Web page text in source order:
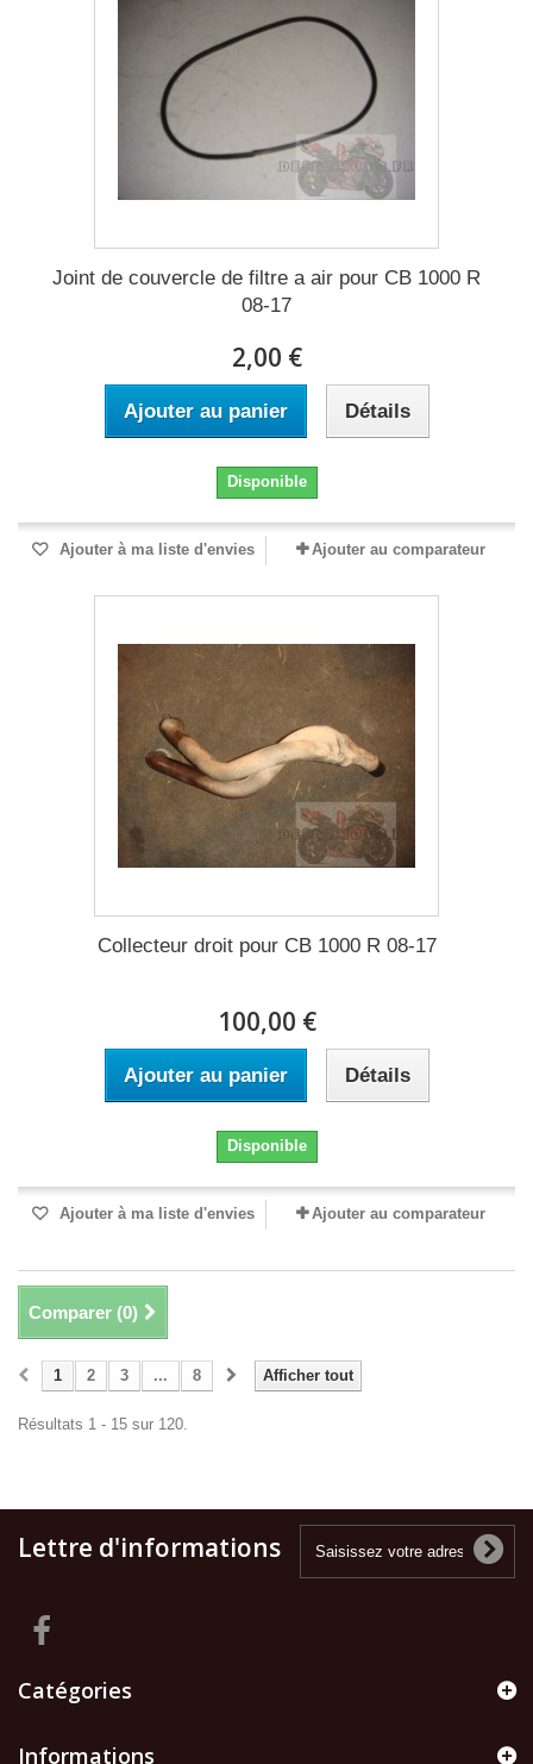
Joint de couvercle de filtre a air pour CB 1000 R
08-17
2,00 €
Ajouter au panier Détails
Disponible
Ajouter à ma liste d'envies Ajouter au comparateur
Collecteur droit pour CB 1000 R 08-17
100,00 €
Ajouter au panier Détails
Disponible
Ajouter à ma liste d'envies Ajouter au comparateur
Comparer (0)
Afficher tout
1 2 3 ... 8
Résultats 1 - 15 sur 120.
Lettre d'informations
Catégories
Informations